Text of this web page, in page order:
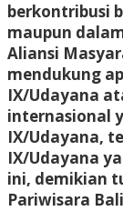
berkontribusi
maupun
Aliansi
mendukung
IX/Udayana
internasional
IX/Udayana,
IX/Udayana
ini, demikian
Pariwisara